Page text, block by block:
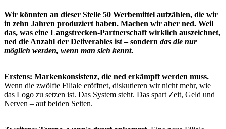
Wir könnten an dieser Stelle 50 Werbemittel aufzählen, die wir
in zehn Jahren produziert haben. Machen wir aber ned. Weil
das, was eine Langstrecken-Partnerschaft wirklich auszeichnet,
ned die Anzahl der Deliverables ist – sondern das die nur
möglich werden, wenn man sich kennt.
Erstens: Markenkonsistenz, die ned erkämpft werden muss.
Wenn die zwölfte Filiale eröffnet, diskutieren wir nicht mehr, wie
das Logo zu setzen ist. Das System steht. Das spart Zeit, Geld und
Nerven – auf beiden Seiten.